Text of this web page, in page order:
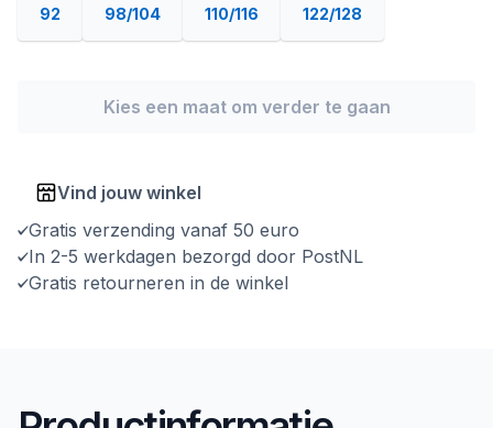
92 98/104 110/116 122/128
Kies een maat om verder te gaan
Vind jouw winkel
Gratis verzending vanaf 50 euro
In 2-5 werkdagen bezorgd door PostNL
Gratis retourneren in de winkel